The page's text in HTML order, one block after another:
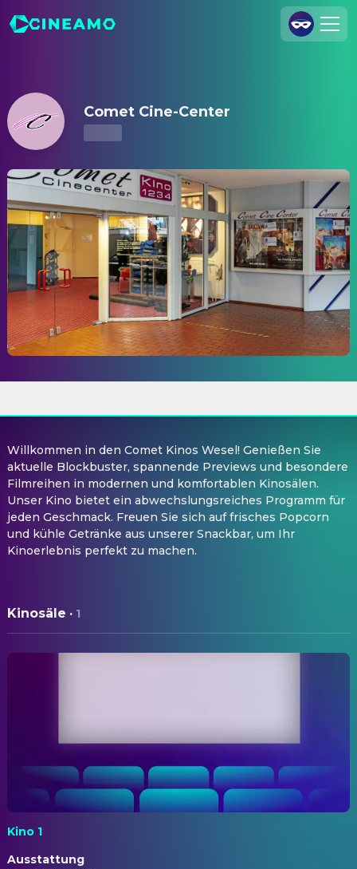
Datenschutzerklärung
Datenschutzeinstellungen
Comet Cine-Center
Willkommen in den Comet Kinos Wesel! Genießen Sie
aktuelle Blockbuster, spannende Previews und besondere
Filmreihen in modernen und komfortablen Kinosälen.
Unser Kino bietet ein abwechslungsreiches Programm für
jeden Geschmack. Freuen Sie sich auf frisches Popcorn
und kühle Getränke aus unserer Snackbar, um Ihr
Kinoerlebnis perfekt zu machen.
Kinosäle · 1
Kino 1
Ausstattung